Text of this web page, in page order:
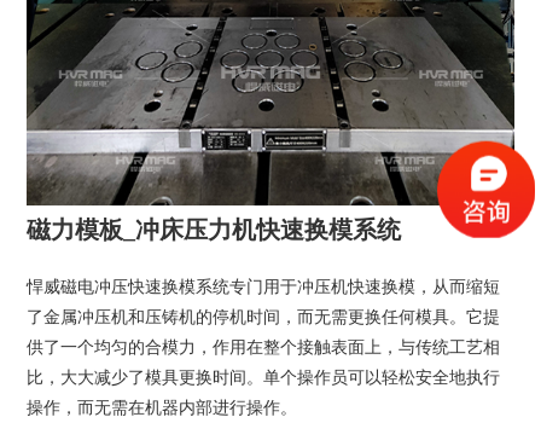
磁力模板_冲床压力机快速换模系统
悍威磁电冲压快速换模系统专门用于冲压机快速换模，从而缩短
了金属冲压机和压铸机的停机时间，而无需更换任何模具。它提
供了一个均匀的合模力，作用在整个接触表面上，与传统工艺相
比，大大减少了模具更换时间。单个操作员可以轻松安全地执行
操作，而无需在机器内部进行操作。